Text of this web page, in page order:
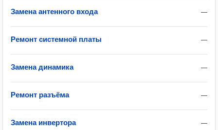
—
Замена антенного входа
—
Ремонт системной платы
—
Замена динамика
—
Ремонт разъёма
—
Замена инвертора